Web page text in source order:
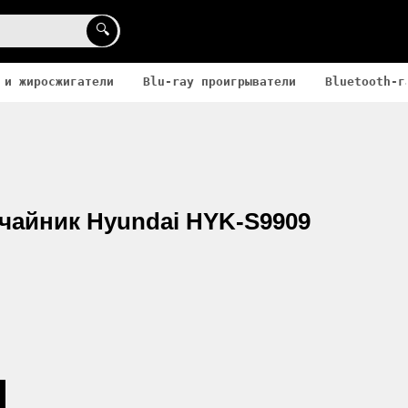
🔍
жиросжигатели Blu-ray проигрыватели Bluetooth-
Hyundai HYK-S9909